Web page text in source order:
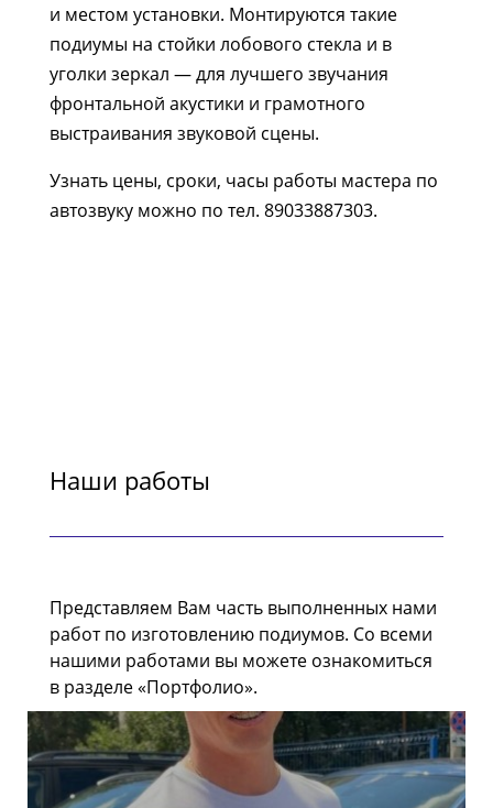
и местом установки. Монтируются такие
подиумы на стойки лобового стекла и в
уголки зеркал — для лучшего звучания
фронтальной акустики и грамотного
выстраивания звуковой сцены.
Узнать цены, сроки, часы работы мастера по
автозвуку можно по тел. 89033887303.
Наши работы
Представляем Вам часть выполненных нами
работ по изготовлению подиумов. Со всеми
нашими работами вы можете ознакомиться
в разделе «Портфолио».